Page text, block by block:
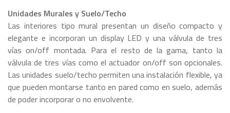
Unidades Murales y Suelo/Techo
Las interiores tipo mural presentan un diseño compacto y
elegante e incorporan un display LED y una válvula de tres
vías on/off montada. Para el resto de la gama, tanto la
válvula de tres vías como el actuador on/off son opcionales.
Las unidades suelo/techo permiten una instalación flexible, ya
que pueden montarse tanto en pared como en suelo, además
de poder incorporar o no envolvente.